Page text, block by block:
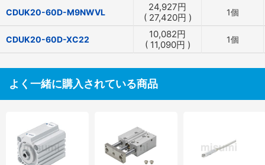
CDUK20-60D-M9NWVL 24,927円
( 27,420円 ) 1個
CDUK20-60D-XC22 10,082円
( 11,090円 ) 1個
よく一緒に購入されている商品